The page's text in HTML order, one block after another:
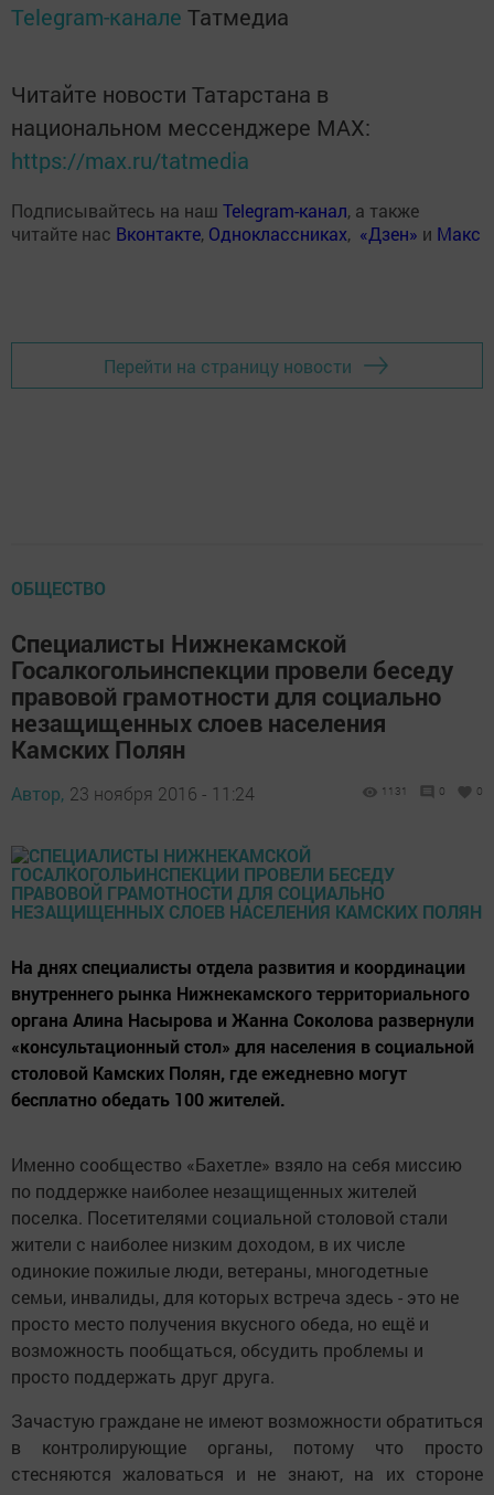
Telegram-канале Татмедиа
Читайте новости Татарстана в
национальном мессенджере MАХ:
https://max.ru/tatmedia
Подписывайтесь на наш Telegram-канал, а также
читайте нас Вконтакте, Одноклассниках, «Дзен» и Макс
Перейти на страницу новости
ОБЩЕСТВО
Специалисты Нижнекамской
Госалкогольинспекции провели беседу
правовой грамотности для социально
незащищенных слоев населения
Камских Полян
Автор, 23 ноября 2016 - 11:24 1131 0 0
На днях специалисты отдела развития и координации
внутреннего рынка Нижнекамского территориального
органа Алина Насырова и Жанна Соколова развернули
«консультационный стол» для населения в социальной
столовой Камских Полян, где ежедневно могут
бесплатно обедать 100 жителей.
Именно сообщество «Бахетле» взяло на себя миссию
по поддержке наиболее незащищенных жителей
поселка. Посетителями социальной столовой стали
жители с наиболее низким доходом, в их числе
одинокие пожилые люди, ветераны, многодетные
семьи, инвалиды, для которых встреча здесь - это не
просто место получения вкусного обеда, но ещё и
возможность пообщаться, обсудить проблемы и
просто поддержать друг друга.
Зачастую граждане не имеют возможности обратиться
в контролирующие органы, потому что просто
стесняются жаловаться и не знают, на их стороне